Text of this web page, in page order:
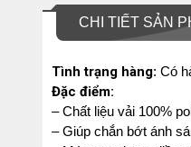
CHI TIẾT SẢN
Tình trạng hàng: Có
Đặc điểm:
– Chất liệu vải 100%
– Giúp chắn bớt ánh